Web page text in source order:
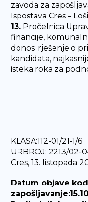
zavoda za
Ispostava Cres –
13. Pročelnica
financije,
donosi rješenje o
kandidata,
isteka roka za
KLASA:112-01/21-1/6
URBROJ: 2213/02-
Cres, 13. listopada
Datum objave